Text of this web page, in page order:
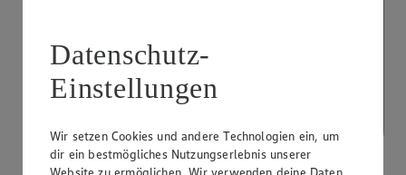
Datenschutz-
Einstellungen
Wir setzen Cookies und andere Technologien ein, um
dir ein bestmögliches Nutzungserlebnis unserer